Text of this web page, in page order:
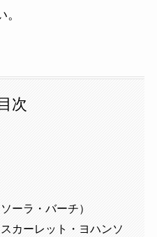
目次
ーラ・バーチ）
カーレット・ヨハンソ